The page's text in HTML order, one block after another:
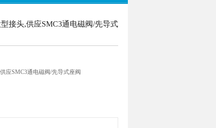
接头,供应SMC3通电磁阀/先导式
应SMC3通电磁阀/先导式座阀